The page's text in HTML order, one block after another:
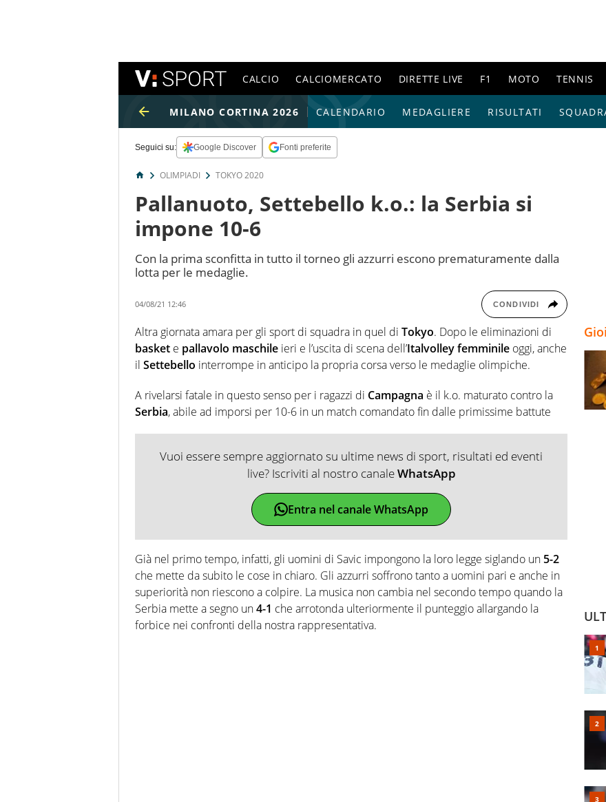
CALCIO CALCIOMERCATO DIRETTE LIVE F1 MOTO TENNIS
MILANO CORTINA 2026 CALENDARIO MEDAGLIERE RISULTATI
Seguici su: Google Discover Fonti preferite
OLIMPIADI TOKYO 2020
Pallanuoto, Settebello k.o.: la Serbia si
impone 10-6
Con la prima sconfitta in tutto il torneo gli azzurri escono prematuramente dalla
lotta per le medaglie.
04/08/21 12:46 CONDIVIDI
Altra giornata amara per gli sport di squadra in quel di Tokyo. Dopo le eliminazioni di
basket e pallavolo maschile ieri e l’uscita di scena dell’Italvolley femminile oggi, anche
il Settebello interrompe in anticipo la propria corsa verso le medaglie olimpiche.
A rivelarsi fatale in questo senso per i ragazzi di Campagna è il k.o. maturato contro la
Serbia, abile ad imporsi per 10-6 in un match comandato fin dalle primissime battute
Vuoi essere sempre aggiornato su ultime news di sport, risultati ed eventi
live? Iscriviti al nostro canaleWhatsApp
Entra nel canale WhatsApp
Già nel primo tempo, infatti, gli uomini di Savic impongono la loro legge siglando un 5-2
che mette da subito le cose in chiaro. Gli azzurri soffrono tanto a uomini pari e anche in
superiorità non riescono a colpire. La musica non cambia nel secondo tempo quando la
Serbia mette a segno un4-1 che arrotonda ulteriormente il punteggio allargando la
forbice nei confronti della nostra rappresentativa.